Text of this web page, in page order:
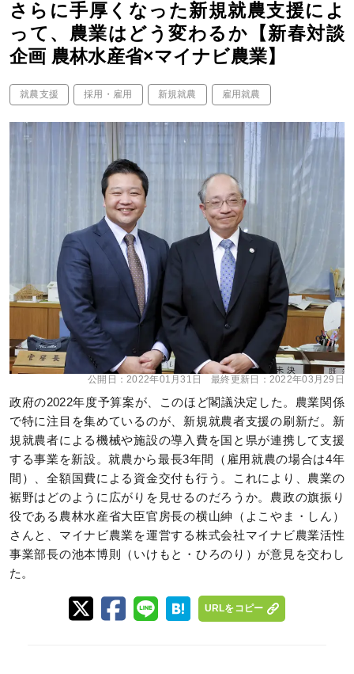
さらに手厚くなった新規就農支援によ
って、農業はどう変わるか【新春対談
企画 農林水産省×マイナビ農業】
就農支援 採用・雇用 新規就農 雇用就農
公開日：2022年01月31日 最終更新日： 2022年03月29日
政府の2022年度予算案が、このほど閣議決定した。農業関係
で特に注目を集めているのが、新規就農者支援の刷新だ。新
規就農者による機械や施設の導入費を国と県が連携して支援
する事業を新設。就農から最長3年間（雇用就農の場合は4年
間）、全額国費による資金交付も行う。これにより、農業の
裾野はどのように広がりを見せるのだろうか。農政の旗振り
役である農林水産省大臣官房長の横山紳（よこやま・しん）
さんと、マイナビ農業を運営する株式会社マイナビ農業活性
事業部長の池本博則（いけもと・ひろのり）が意見を交わし
た。
URLをコピー